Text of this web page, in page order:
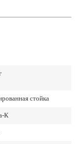
стойка
К